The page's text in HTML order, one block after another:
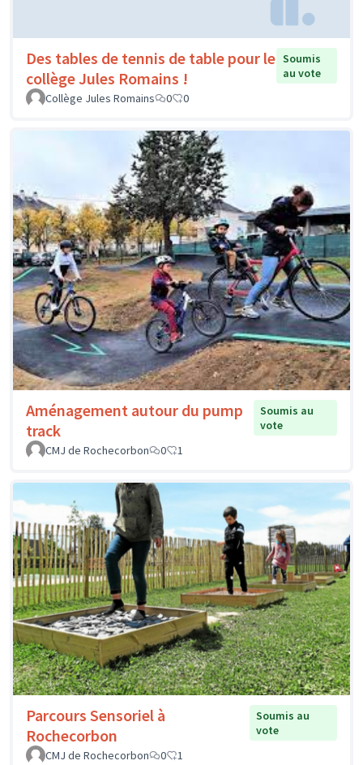
Des tables de tennis de table pour le
collège Jules Romains !
Soumis
au vote
Collège Jules Romains
0 0
Aménagement autour du pump
track
Soumis au
vote
CMJ de Rochecorbon
0 1
Parcours Sensoriel à
Rochecorbon
Soumis au
vote
CMJ de Rochecorbon
0 1